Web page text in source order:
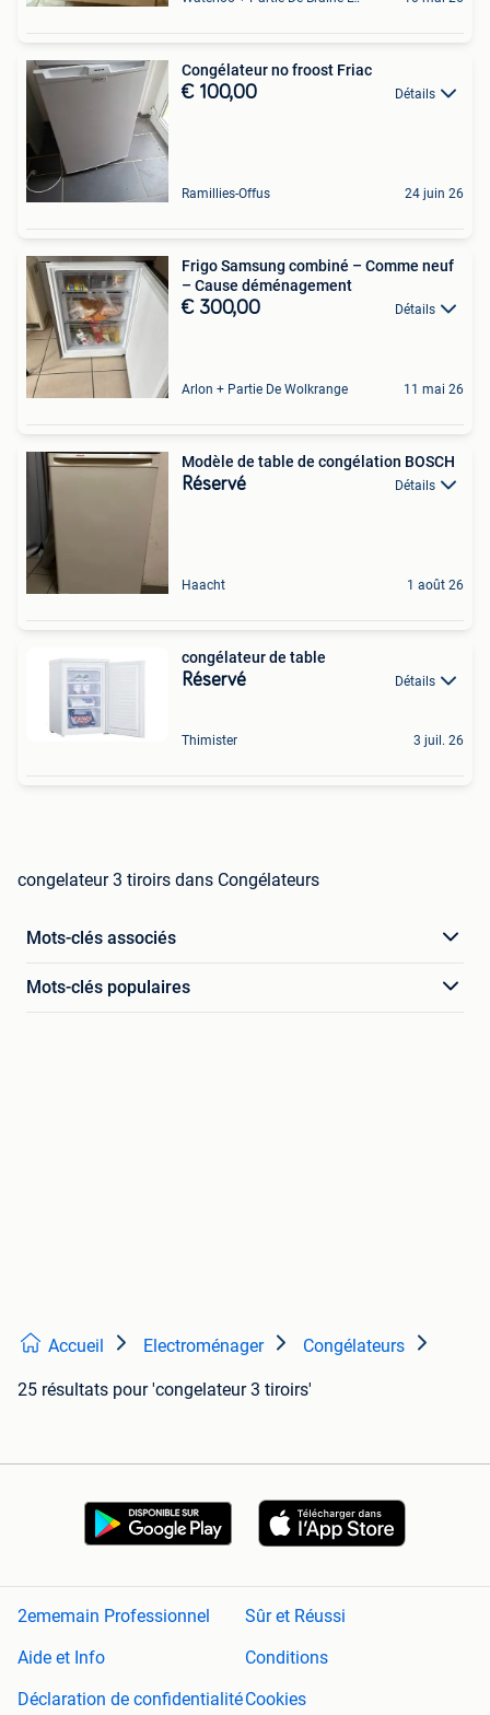
Congélateur no froost Friac
€ 100,00 Détails
Ramillies-Offus 24 juin 26
Frigo Samsung combiné – Comme neuf
– Cause déménagement
€ 300,00 Détails
Arlon + Partie De Wolkrange 11 mai 26
Modèle de table de congélation BOSCH
Réservé Détails
Haacht 1 août 26
congélateur de table
Réservé Détails
Thimister 3 juil. 26
congelateur 3 tiroirs dans Congélateurs
Mots-clés associés
Mots-clés populaires
Accueil Electroménager Congélateurs
25 résultats pour 'congelateur 3 tiroirs'
2ememain Professionnel
Sûr et Réussi
Aide et Info
Conditions
Déclaration de confidentialitéCookies